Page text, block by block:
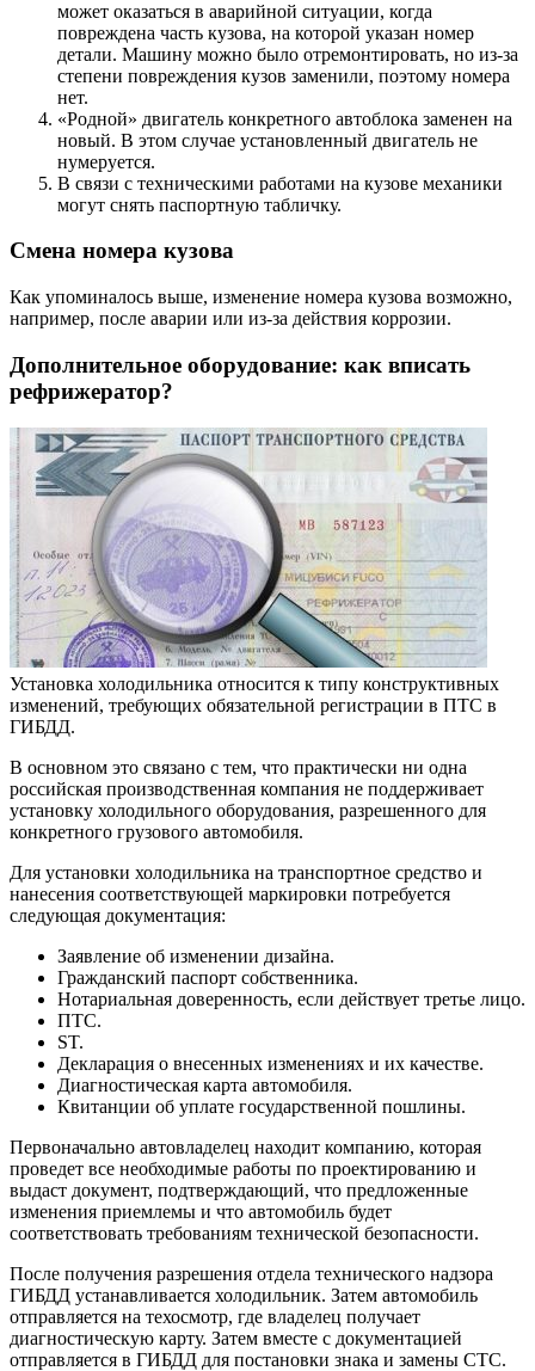
может оказаться в аварийной ситуации, когда
повреждена часть кузова, на которой указан номер
детали. Машину можно было отремонтировать, но из-за
степени повреждения кузов заменили, поэтому номера
нет.
«Родной» двигатель конкретного автоблока заменен на
новый. В этом случае установленный двигатель не
нумеруется.
В связи с техническими работами на кузове механики
могут снять паспортную табличку.
Смена номера кузова
Как упоминалось выше, изменение номера кузова возможно,
например, после аварии или из-за действия коррозии.
Дополнительное оборудование: как вписать
рефрижератор?
Установка холодильника относится к типу конструктивных
изменений, требующих обязательной регистрации в ПТС в
ГИБДД.
В основном это связано с тем, что практически ни одна
российская производственная компания не поддерживает
установку холодильного оборудования, разрешенного для
конкретного грузового автомобиля.
Для установки холодильника на транспортное средство и
нанесения соответствующей маркировки потребуется
следующая документация:
Заявление об изменении дизайна.
Гражданский паспорт собственника.
Нотариальная доверенность, если действует третье лицо.
ПТС.
ST.
Декларация о внесенных изменениях и их качестве.
Диагностическая карта автомобиля.
Квитанции об уплате государственной пошлины.
Первоначально автовладелец находит компанию, которая
проведет все необходимые работы по проектированию и
выдаст документ, подтверждающий, что предложенные
изменения приемлемы и что автомобиль будет
соответствовать требованиям технической безопасности.
После получения разрешения отдела технического надзора
ГИБДД устанавливается холодильник. Затем автомобиль
отправляется на техосмотр, где владелец получает
диагностическую карту. Затем вместе с документацией
отправляется в ГИБДД для постановки знака и замены СТС.